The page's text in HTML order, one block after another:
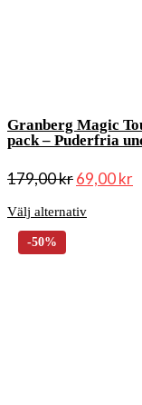
Granberg Magic
pack – Puderfria
179,00kr69,00kr
Välj alternativ